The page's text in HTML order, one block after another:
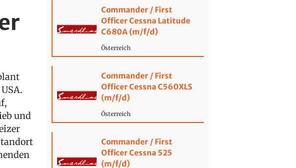
und
Commander / First
Officer Cessna Latitude
C680A (m/f/d)
Österreich
Commander / First
Officer Cessna C560XLS
(m/f/d)
Österreich
Commander / First
Officer Cessna 525
(m/f/d)